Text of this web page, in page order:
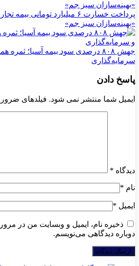
پرداخت خسارت ۶ میلیارد تومانی
«بهینه‌سازان سبز جم»
جهش ۸۰۸ درصدی سود بیمه آسیا؛
سرمایه‌گذاری
پاسخ دادن
ایمیل شما منتشر نمی شود. فیلدهای
دیدگاه *
نام *
ایمیل *
ذخیره نام، ایمیل و وبسایت من در
دوباره دیدگاهی می‌نویسم.